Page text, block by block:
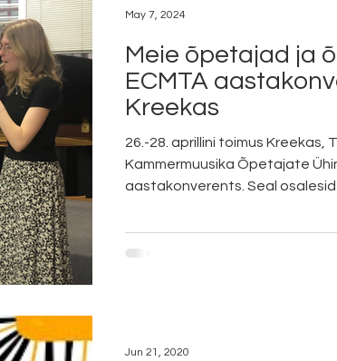
Meie õpetajad ja
ECMTA
Kreekas
26.-28. aprillini toimus Kreekas,
Kammermuusika Õpetajate
May 7, 2024
Jun 21, 2020